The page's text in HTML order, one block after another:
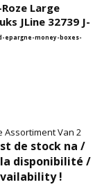
Large
JLine 32739 J-
epargne-money-boxes-
Assortiment Van 2
de stock na /
la disponibilité /
!